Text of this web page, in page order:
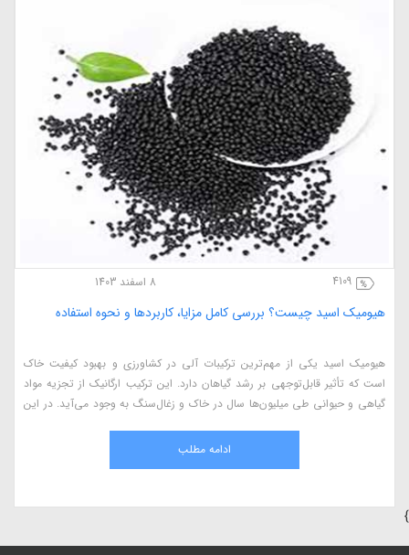
4109 8 اسفند 1403
هیومیک اسید چیست؟ بررسی کامل مزایا، کاربردها و نحوه استفاده
هیومیک اسید یکی از مهم‌ترین ترکیبات آلی در کشاورزی و بهبود کیفیت خاک
است که تأثیر قابل‌توجهی بر رشد گیاهان دارد. این ترکیب ارگانیک از تجزیه مواد
گیاهی و حیوانی طی میلیون‌ها سال در خاک و زغال‌سنگ به وجود می‌آید. در این
طبیعی و اثرات آن بر گیاهان می‌پردازیم.ادامه مطلب
}